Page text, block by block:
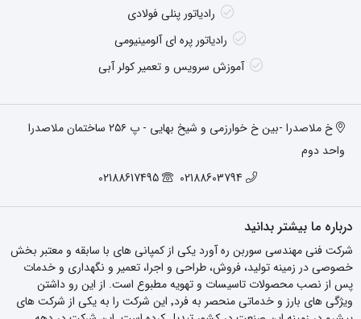
رادیاتور پنلی فولادی
رادیاتور پره ای آلومینیومی
آموزش سرویس و تعمیر کولر آبی
خ ملاصدرا -بین خ خوارزمی و شیخ بهایی - پ ۲۵۶ ساختمان ملاصدرا
واحد دوم
02188603794
02188617495
درباره ما بیشتر بدانید
شرکت فنی مهندسی سوربن ره آورد یکی از کمپانی های با سابقه و معتبر بخش
خصوصی در زمینه تولید، فروش، طراحی و اجرا، تعمیر و نگهداری و خدمات
پس از نصب محصولات تاسیسات و تهویه مطبوع است. از این رو داشتن
ویژگی های بارز و خدماتی منحصر به فرد٬ این شرکت را به یکی از شرکت های